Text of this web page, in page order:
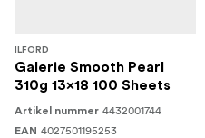
ILFORD
Galerie Smooth Pearl
310g 13x18 100 Sheets
Artikel nummer 4432001744
EAN 4027501195253